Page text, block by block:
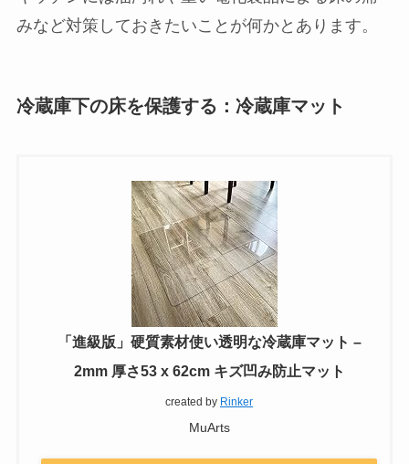
みなど対策しておきたいことが何かとあります。
冷蔵庫下の床を保護する：冷蔵庫マット
「進級版」硬質素材使い透明な冷蔵庫マット –
2mm 厚さ53 x 62cm キズ凹み防止マット
created by Rinker
MuArts